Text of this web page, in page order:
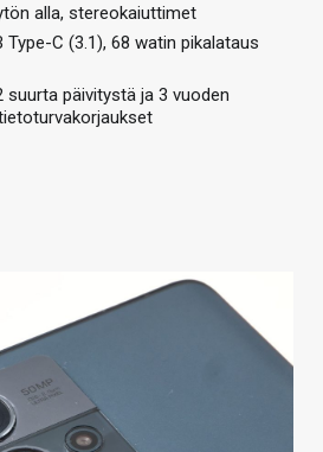
alla, stereokaiuttimet
Type-C (3.1), 68 watin pikalataus
suurta päivitystä ja 3 vuoden